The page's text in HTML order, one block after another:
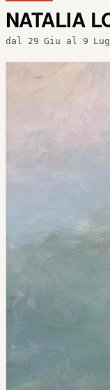
NATALIA
dal 29 Giu al 9 Lug